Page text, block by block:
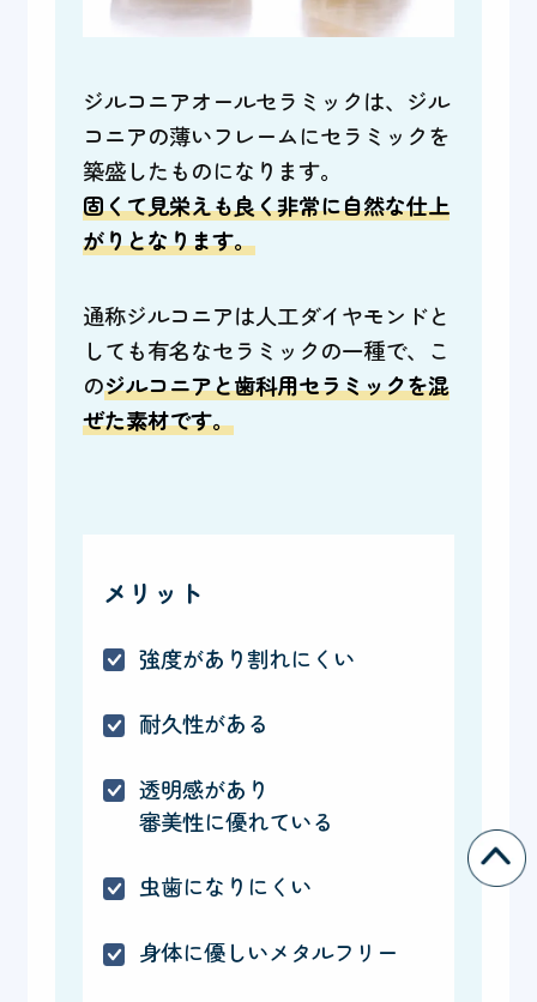
ジルコニアオールセラミックは、ジル
コニアの薄いフレームにセラミックを
築盛したものになります。
固くて見栄えも良く非常に自然な仕上
がりとなります。
通称ジルコニアは人工ダイヤモンドと
しても有名なセラミックの一種で、こ
のジルコニアと歯科用セラミックを混
ぜた素材です。
メリット
強度があり割れにくい
耐久性がある
透明感があり
審美性に優れている
虫歯になりにくい
身体に優しいメタルフリー